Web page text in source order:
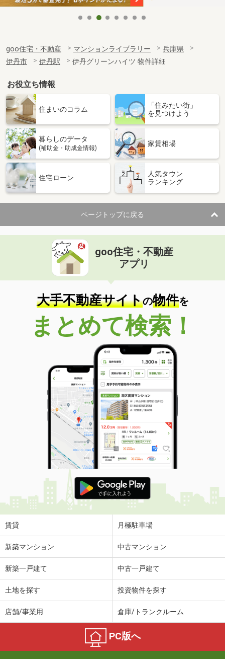
goo住宅・不動産 マンションライブラリー
兵庫県
伊丹市
伊丹駅 伊丹グリーンハイツ 物件詳細
お役立ち情報
住まいのコラム
「住みたい街」
を見つけよう
暮らしのデータ
(補助金・助成金情報)
家賃相場
住宅ローン
人気タウン
ランキング
ページトップに戻る
goo住宅・不動産
アプリ
大手不動産サイトの物件を
まとめて検索！
賃貸 月極駐車場
新築マンション 中古マンション
新築一戸建て 中古一戸建て
土地を探す 投資物件を探す
店舗/事業用 倉庫/トランクルーム
PC版へ